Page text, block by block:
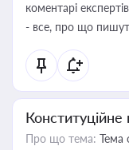
коментарі
- все, про що
Про що тема: Тема